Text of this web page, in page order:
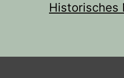
Historisches